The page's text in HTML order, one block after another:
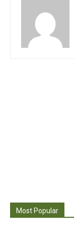
Most Popular